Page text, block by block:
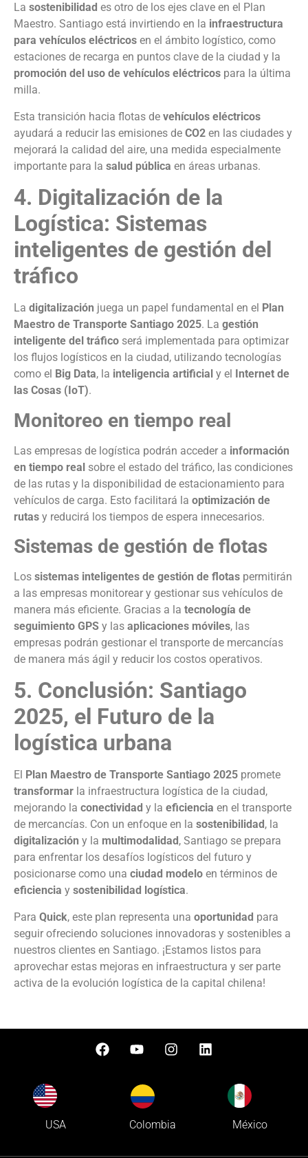
La sostenibilidad es otro de los ejes clave en el Plan
Maestro. Santiago está invirtiendo en la infraestructura
para vehículos eléctricos en el ámbito logístico, como
estaciones de recarga en puntos clave de la ciudad y la
promoción del uso de vehículos eléctricos para la última
milla.
Esta transición hacia flotas de vehículos eléctricos
ayudará a reducir las emisiones de CO2 en las ciudades y
mejorará la calidad del aire, una medida especialmente
importante para la salud pública en áreas urbanas.
4. Digitalización de la
Logística: Sistemas
inteligentes de gestión del
tráfico
La digitalización juega un papel fundamental en el Plan
Maestro de Transporte Santiago 2025. La gestión
inteligente del tráfico será implementada para optimizar
los flujos logísticos en la ciudad, utilizando tecnologías
como el Big Data, la inteligencia artificial y el
Internet de
las Cosas (IoT).
Monitoreo en tiempo real
Las empresas de logística podrán acceder a información
en tiempo real sobre el estado del tráfico, las condiciones
de las rutas y la disponibilidad de estacionamiento para
vehículos de carga. Esto facilitará la optimización de
rutas y reducirá los tiempos de espera innecesarios.
Sistemas de gestión de flotas
Los sistemas inteligentes de gestión de flotas permitirán
a las empresas monitorear y gestionar sus vehículos de
manera más eficiente. Gracias a la tecnología de
seguimiento GPS y las aplicaciones móviles, las
empresas podrán gestionar el transporte de mercancías
de manera más ágil y reducir los costos operativos.
5. Conclusión: Santiago
2025, el Futuro de la
logística urbana
El Plan Maestro de Transporte Santiago 2025 promete
transformar la infraestructura logística de la ciudad,
mejorando la conectividad y la eficiencia en el transporte
de mercancías. Con un enfoque en la sostenibilidad , la
digitalización y la multimodalidad , Santiago se prepara
para enfrentar los desafíos logísticos del futuro y
posicionarse como una ciudad modelo en términos de
eficiencia y sostenibilidad logística.
Para Quick, este plan representa una oportunidad para
seguir ofreciendo soluciones innovadoras y sostenibles a
nuestros clientes en Santiago. ¡Estamos listos para
aprovechar estas mejoras en infraestructura y ser parte
activa de la evolución logística de la capital chilena!
USA Colombia México